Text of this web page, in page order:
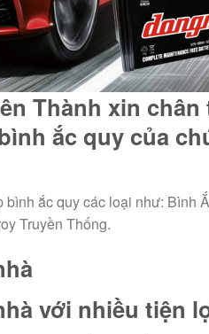
Thành xin
ắc quy của
ắc quy các loại như: Bình
Truyền Thống.
với nhiều tiện